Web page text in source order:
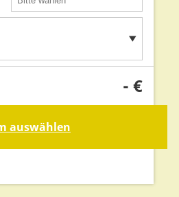
- €
auswählen